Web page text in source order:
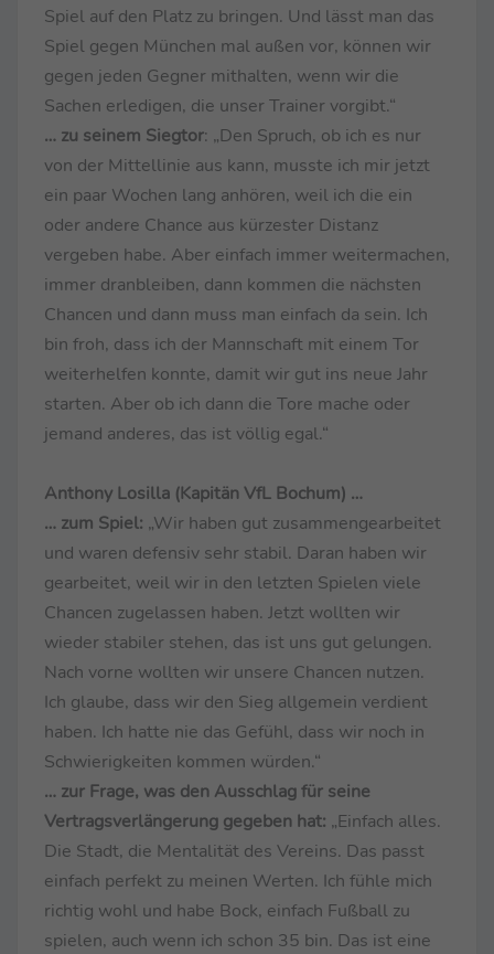
Spiel auf den Platz zu bringen. Und lässt man das
Spiel gegen München mal außen vor, können wir
gegen jeden Gegner mithalten, wenn wir die
Sachen erledigen, die unser Trainer vorgibt.“
… zu seinem Siegtor: „Den Spruch, ob ich es nur
von der Mittellinie aus kann, musste ich mir jetzt
ein paar Wochen lang anhören, weil ich die ein
oder andere Chance aus kürzester Distanz
vergeben habe. Aber einfach immer weitermachen,
immer dranbleiben, dann kommen die nächsten
Chancen und dann muss man einfach da sein. Ich
bin froh, dass ich der Mannschaft mit einem Tor
weiterhelfen konnte, damit wir gut ins neue Jahr
starten. Aber ob ich dann die Tore mache oder
jemand anderes, das ist völlig egal.“
Anthony Losilla (Kapitän VfL Bochum) …
… zum Spiel: „Wir haben gut zusammengearbeitet
und waren defensiv sehr stabil. Daran haben wir
gearbeitet, weil wir in den letzten Spielen viele
Chancen zugelassen haben. Jetzt wollten wir
wieder stabiler stehen, das ist uns gut gelungen.
Nach vorne wollten wir unsere Chancen nutzen.
Ich glaube, dass wir den Sieg allgemein verdient
haben. Ich hatte nie das Gefühl, dass wir noch in
Schwierigkeiten kommen würden.“
… zur Frage, was den Ausschlag für seine
Vertragsverlängerung gegeben hat: „Einfach alles.
Die Stadt, die Mentalität des Vereins. Das passt
einfach perfekt zu meinen Werten. Ich fühle mich
richtig wohl und habe Bock, einfach Fußball zu
spielen, auch wenn ich schon 35 bin. Das ist eine